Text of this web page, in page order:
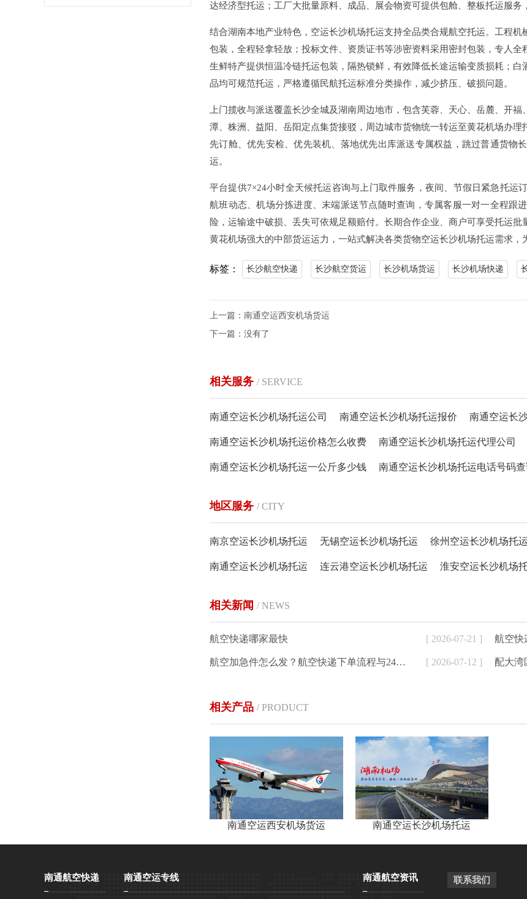
达经济型托运；工厂大批量原料、成品、展会物资可提供包舱、整板托运服务
结合湖南本地产业特色，空运长沙机场托运支持全品类合规航空托运。工程
包装，全程轻拿轻放；投标文件、资质证书等涉密资料采用密封包装，专人
生鲜特产提供恒温冷链托运包装，隔热锁鲜，有效降低长途运输变质损耗；
品均可规范托运，严格遵循民航托运标准分类操作，减少挤压、破损问题。
上门揽收与派送覆盖长沙全城及湖南周边地市，包含芙蓉、天心、岳麓、开
潭、株洲、益阳、岳阳定点集货接驳，周边城市货物统一转运至黄花机场办
先订舱、优先安检、优先装机、落地优先出库派送专属权益，跳过普通货物
运。
平台提供7×24小时全天候托运咨询与上门取件服务，夜间、节假日紧急托运
航班动态、机场分拣进度、末端派送节点随时查询，专属客服一对一全程跟
险，运输途中破损、丢失可依规足额赔付。长期合作企业、商户可享受托运
黄花机场强大的中部货运运力，一站式解决各类货物空运长沙机场托运需求，
标签： 长沙航空快递 长沙航空货运 长沙机场货运 长沙机场快递
上一篇： 南通空运西安机场货运
下一篇：没有了
相关服务 / SERVICE
南通空运长沙机场托运公司 南通空运长沙机场托运报价 南通空运长
南通空运长沙机场托运价格怎么收费 南通空运长沙机场托运代理公司
南通空运长沙机场托运一公斤多少钱 南通空运长沙机场托运电话号码查
地区服务 / CITY
南京空运长沙机场托运 无锡空运长沙机场托运 徐州空运长沙机场托运
南通空运长沙机场托运 连云港空运长沙机场托运 淮安空运长沙机场
相关新闻 / NEWS
航空快递哪家最快 [ 2026-07-21 ] 航空快
航空加急件怎么发？航空快递下单流程与24小时寄件方式详解 [ 2026-07-12 ]
相关产品 / PRODUCT
南通空运西安机场货运 南通空运长沙机场托运
南通航空快递 南通空运专线 南通航空资讯 联系我们